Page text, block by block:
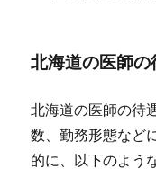
北海道の医師の
北海道の医師の待
数、勤務形態など
的に、以下のよう